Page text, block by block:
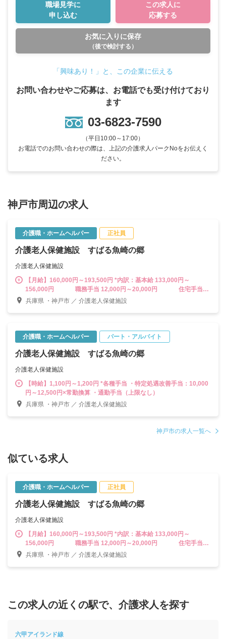
職場見学に
申し込む
この求人に
応募する
お気に入りに保存
（後で検討する）
「興味あり！」と、この企業に伝える
お問い合わせやご応募は、お電話でも受け付けており
ます
03-6823-7590
（平日10:00～17:00）
お電話でのお問い合わせの際は、上記の介護求人パークNoをお伝えく
ださい。
神戸市周辺の求人
介護職・ホームヘルパー 正社員
介護老人保健施設 すばる魚崎の郷
介護老人保健施設
【月給】160,000円～193,500円 *内訳：基本給 133,000円～
156,000円 職務手当 12,000円～20,000円 住宅手当
5,000円 特定処遇改善手当 10,000円～12,500円 *各種手当 ・
兵庫県 ・神戸市 ／ 介護老人保健施設
介護職・ホームヘルパー パート・アルバイト
介護老人保健施設 すばる魚崎の郷
介護老人保健施設
【時給】1,100円～1,200円 *各種手当 ・特定処遇改善手当：10,000
円～12,500円×常勤換算 ・通勤手当（上限なし）
兵庫県 ・神戸市 ／ 介護老人保健施設
神戸市の求人一覧へ
似ている求人
介護職・ホームヘルパー 正社員
介護老人保健施設 すばる魚崎の郷
介護老人保健施設
【月給】160,000円～193,500円 *内訳：基本給 133,000円～
156,000円 職務手当 12,000円～20,000円 住宅手当
5,000円 特定処遇改善手当 10,000円～12,500円 *各種手当 ・
兵庫県 ・神戸市 ／ 介護老人保健施設
この求人の近くの駅で、介護求人を探す
六甲アイランド線